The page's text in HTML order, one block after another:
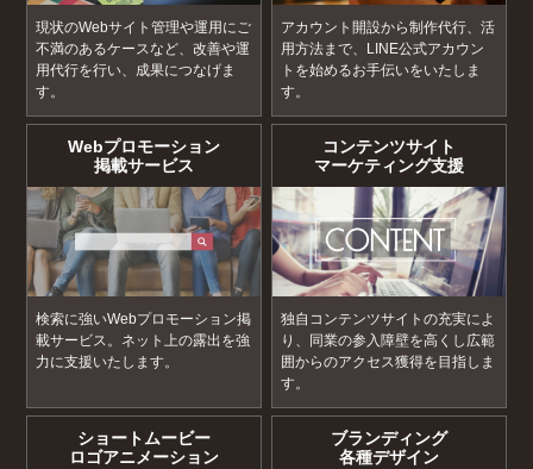
現状のWebサイト管理や運用にご
不満のあるケースなど、改善や運
用代行を行い、成果につなげま
す。
アカウント開設から制作代行、活
用方法まで、LINE公式アカウン
トを始めるお手伝いをいたしま
す。
Webプロモーション
掲載サービス
検索に強いWebプロモーション掲
載サービス。ネット上の露出を強
力に支援いたします。
コンテンツサイト
マーケティング支援
独自コンテンツサイトの充実によ
り、同業の参入障壁を高くし広範
囲からのアクセス獲得を目指しま
す。
ショートムービー
ロゴアニメーション
ブランディング
各種デザイン